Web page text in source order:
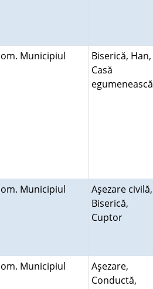
Municipiul
Biserică, Han,
Casă
egumenească
Municipiul
Aşezare civilă,
Biserică,
Cuptor
Municipiul
Aşezare,
Conductă,